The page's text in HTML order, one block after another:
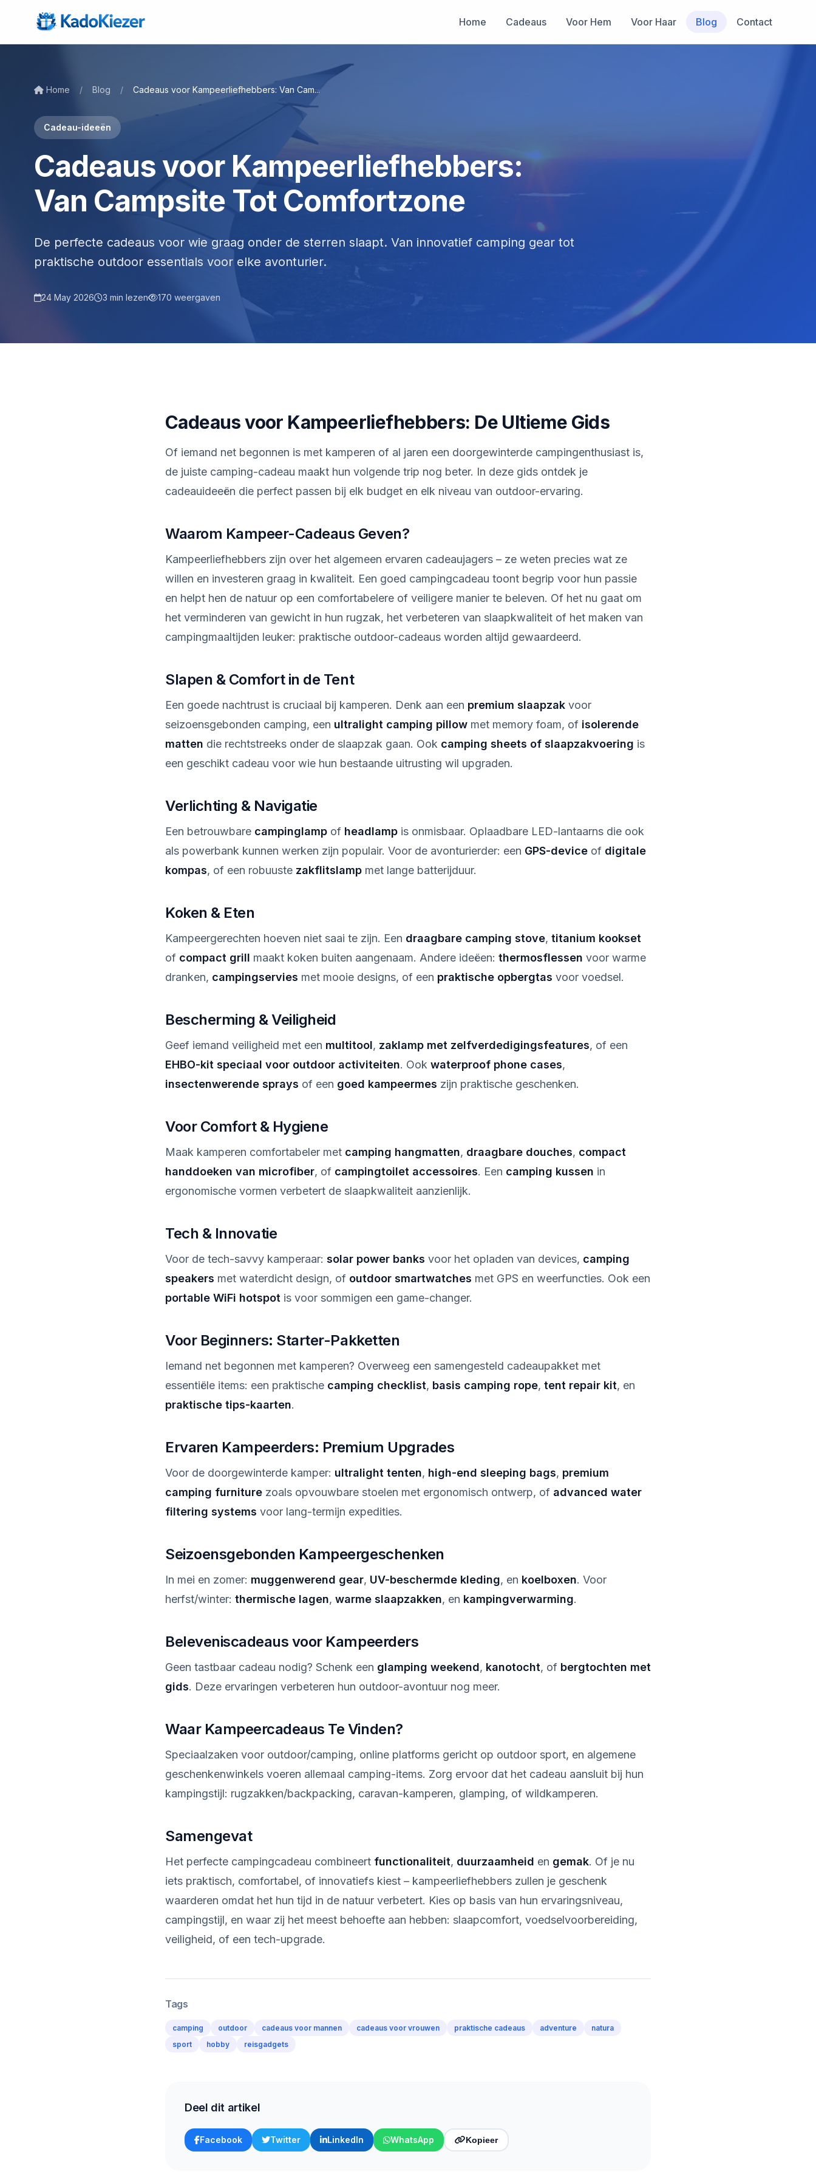
Home Cadeaus Voor Hem Voor Haar Blog Contact
Home / Blog / Cadeaus voor Kampeerliefhebbers: Van Cam...
Cadeau-ideeën
Cadeaus voor Kampeerliefhebbers:
Van Campsite Tot Comfortzone
De perfecte cadeaus voor wie graag onder de sterren slaapt. Van innovatief camping gear tot
praktische outdoor essentials voor elke avonturier.
24 May 2026 3 min lezen 170 weergaven
Cadeaus voor Kampeerliefhebbers: De Ultieme Gids
Of iemand net begonnen is met kamperen of al jaren een doorgewinterde campingenthusiast is,
de juiste camping-cadeau maakt hun volgende trip nog beter. In deze gids ontdek je
cadeauideeën die perfect passen bij elk budget en elk niveau van outdoor-ervaring.
Waarom Kampeer-Cadeaus Geven?
Kampeerliefhebbers zijn over het algemeen ervaren cadeaujagers – ze weten precies wat ze
willen en investeren graag in kwaliteit. Een goed campingcadeau toont begrip voor hun passie
en helpt hen de natuur op een comfortabelere of veiligere manier te beleven. Of het nu gaat om
het verminderen van gewicht in hun rugzak, het verbeteren van slaapkwaliteit of het maken van
campingmaaltijden leuker: praktische outdoor-cadeaus worden altijd gewaardeerd.
Slapen & Comfort in de Tent
Een goede nachtrust is cruciaal bij kamperen. Denk aan een premium slaapzak voor
seizoensgebonden camping, een ultralight camping pillow met memory foam, of isolerende
matten die rechtstreeks onder de slaapzak gaan. Ook camping sheets of slaapzakvoering is
een geschikt cadeau voor wie hun bestaande uitrusting wil upgraden.
Verlichting & Navigatie
Een betrouwbare campinglamp of headlamp is onmisbaar. Oplaadbare LED-lantaarns die ook
als powerbank kunnen werken zijn populair. Voor de avonturierder: een GPS-device of digitale
kompas, of een robuuste zakflitslamp met lange batterijduur.
Koken & Eten
Kampeergerechten hoeven niet saai te zijn. Een draagbare camping stove, titanium kookset
of compact grill maakt koken buiten aangenaam. Andere ideëen: thermosflessen voor warme
dranken, campingservies met mooie designs, of een praktische opbergtas voor voedsel.
Bescherming & Veiligheid
Geef iemand veiligheid met een multitool, zaklamp met zelfverdedigingsfeatures, of een
EHBO-kit speciaal voor outdoor activiteiten. Ook waterproof phone cases,
insectenwerende sprays of een goed kampeermes zijn praktische geschenken.
Voor Comfort & Hygiene
Maak kamperen comfortabeler met camping hangmatten, draagbare douches, compact
handdoeken van microfiber, of campingtoilet accessoires. Een camping kussen in
ergonomische vormen verbetert de slaapkwaliteit aanzienlijk.
Tech & Innovatie
Voor de tech-savvy kamperaar: solar power banks voor het opladen van devices, camping
speakers met waterdicht design, of outdoor smartwatches met GPS en weerfuncties. Ook een
portable WiFi hotspot is voor sommigen een game-changer.
Voor Beginners: Starter-Pakketten
Iemand net begonnen met kamperen? Overweeg een samengesteld cadeaupakket met
essentiële items: een praktische camping checklist, basis camping rope, tent repair kit, en
praktische tips-kaarten.
Ervaren Kampeerders: Premium Upgrades
Voor de doorgewinterde kamper: ultralight tenten, high-end sleeping bags, premium
camping furniture zoals opvouwbare stoelen met ergonomisch ontwerp, of advanced water
filtering systems voor lang-termijn expedities.
Seizoensgebonden Kampeergeschenken
In mei en zomer: muggenwerend gear, UV-beschermde kleding, en koelboxen. Voor
herfst/winter: thermische lagen, warme slaapzakken, en kampingverwarming.
Beleveniscadeaus voor Kampeerders
Geen tastbaar cadeau nodig? Schenk een glamping weekend, kanotocht, of bergtochten met
gids. Deze ervaringen verbeteren hun outdoor-avontuur nog meer.
Waar Kampeercadeaus Te Vinden?
Speciaalzaken voor outdoor/camping, online platforms gericht op outdoor sport, en algemene
geschenkenwinkels voeren allemaal camping-items. Zorg ervoor dat het cadeau aansluit bij hun
kampingstijl: rugzakken/backpacking, caravan-kamperen, glamping, of wildkamperen.
Samengevat
Het perfecte campingcadeau combineert functionaliteit, duurzaamheid en gemak. Of je nu
iets praktisch, comfortabel, of innovatiefs kiest – kampeerliefhebbers zullen je geschenk
waarderen omdat het hun tijd in de natuur verbetert. Kies op basis van hun ervaringsniveau,
campingstijl, en waar zij het meest behoefte aan hebben: slaapcomfort, voedselvoorbereiding,
veiligheid, of een tech-upgrade.
Tags
camping outdoor cadeaus voor mannen cadeaus voor vrouwen praktische cadeaus adventure
natura
sport
hobby reisgadgets
Deel dit artikel
Facebook Twitter LinkedIn WhatsApp Kopieer